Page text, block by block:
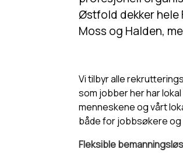
Østfold dekker hele
Moss og Halden,
Vi tilbyr alle
som jobber her har
menneskene og vårt
både for jobbsøkere og
Fleksible